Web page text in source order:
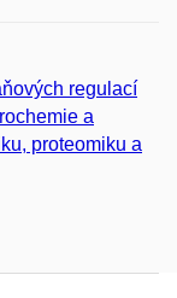
regulací
a
proteomiku a